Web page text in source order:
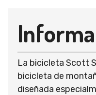
La bicicleta Scott
bicicleta de
diseñada